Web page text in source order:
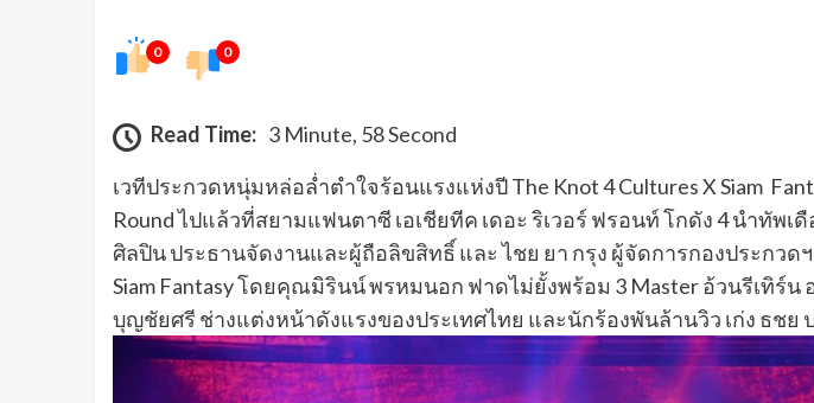
0 0
Read Time: 3 Minute, 58 Second
เวทีประกวดหนุ่มหล่อล่ำตำใจร้อนแรงแห่งปี The Knot 4 Cultures X Siam
Round ไปแล้วที่สยามแฟนตาซี เอเชียทีค เดอะ ริเวอร์ ฟรอนท์ โกดัง 4 นำทัพเ
ศิลปิน ประธานจัดงานและผู้ถือลิขสิทธิ์ และ ไชย ยา กรุง ผู้จัดการกองประกว
Siam Fantasy โดยคุณมิรินน์ พรหมนอก ฟาดไม่ยั้งพร้อม 3 Master อ้วนรีเทิร์น
บุญชัยศรี ช่างแต่งหน้าดังแรงของประเทศไทย และนักร้องพันล้านวิว เก่ง ธชย